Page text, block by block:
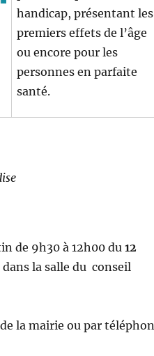
handicap, présentant les
premiers effets de l’âge
ou encore pour les
personnes en parfaite
santé.
de 9h30 à 12h00 du 12
la salle du conseil
de la mairie ou par